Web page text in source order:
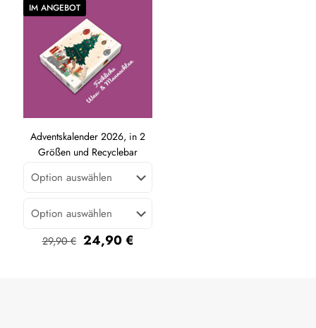
IM ANGEBOT
Adventskalender 2026, in 2
Größen und Recyclebar
29,90€ Ursprünglicher
24,90€Aktueller